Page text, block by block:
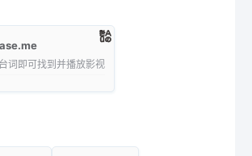
词即可找到并播放影视